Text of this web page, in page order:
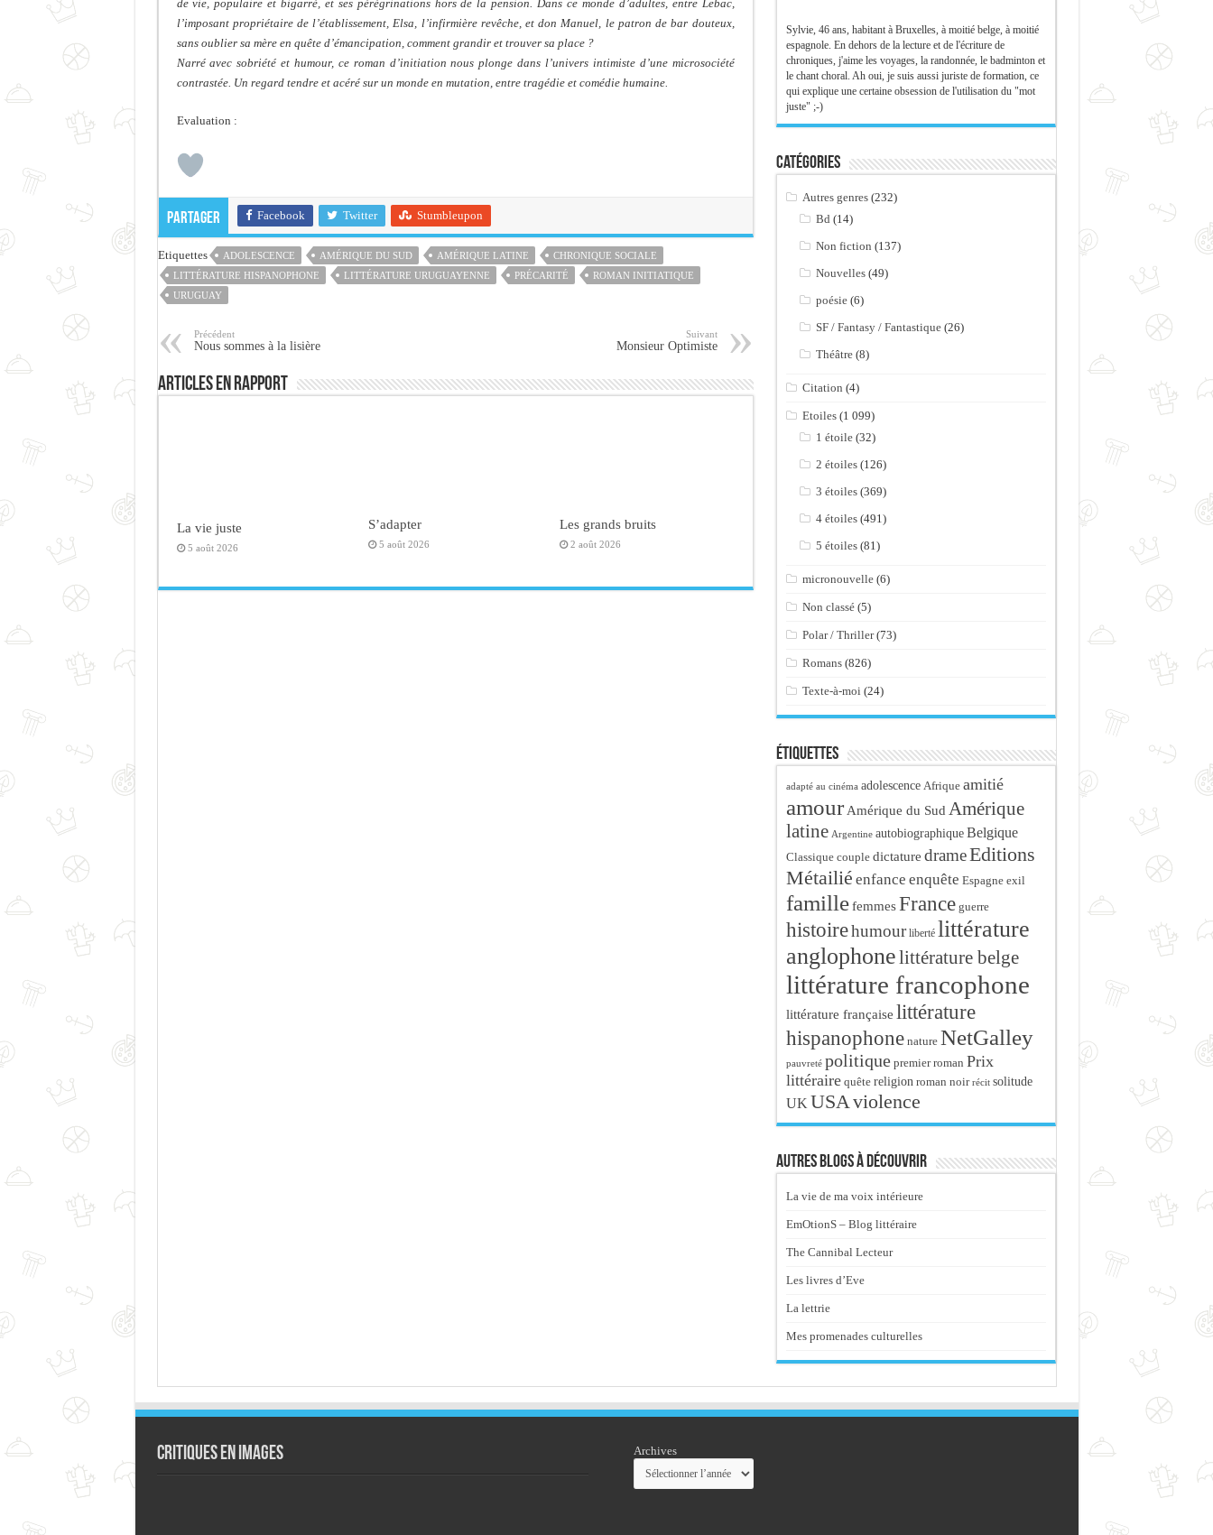
de vie, populaire et bigarré, et ses pérégrinations hors de la pension. Dans ce monde d’adultes, entre Lebac,
l’imposant propriétaire de l’établissement, Elsa, l’infirmière revêche, et don Manuel, le patron de bar douteux,
sans oublier sa mère en quête d’émancipation, comment grandir et trouver sa place ?
Narré avec sobriété et humour, ce roman d’initiation nous plonge dans l’univers intimiste d’une microsociété
contrastée. Un regard tendre et acéré sur un monde en mutation, entre tragédie et comédie humaine.
Evaluation :
Partager Facebook Twitter Stumbleupon
Etiquettes ADOLESCENCE AMÉRIQUE DU SUD AMÉRIQUE LATINE
CHRONIQUE SOCIALE
LITTÉRATURE HISPANOPHONE
LITTÉRATURE URUGUAYENNE PRÉCARITÉ
ROMAN INITIATIQUE
URUGUAY
Précédent
Nous sommes à la lisière
Suivant
Monsieur Optimiste
Articles en rapport
La vie juste
5 août 2026
S’adapter
5 août 2026
Les grands bruits
2 août 2026
Sylvie, 46 ans, habitant à Bruxelles, à moitié belge, à moitié
espagnole. En dehors de la lecture et de l'écriture de
chroniques, j'aime les voyages, la randonnée, le badminton et
le chant choral. Ah oui, je suis aussi juriste de formation, ce
qui explique une certaine obsession de l'utilisation du "mot
juste" ;-)
Catégories
Autres genres (232)
Bd (14)
Non fiction (137)
Nouvelles (49)
poésie (6)
SF / Fantasy / Fantastique (26)
Théâtre (8)
Citation (4)
Etoiles (1 099)
1 étoile (32)
2 étoiles (126)
3 étoiles (369)
4 étoiles (491)
5 étoiles (81)
micronouvelle (6)
Non classé (5)
Polar / Thriller(73)
Romans (826)
Texte-à-moi (24)
Étiquettes
adapté au cinéma adolescence Afrique amitié
amour Amérique du Sud Amérique
latine Argentine autobiographique Belgique
Classique couple dictature drameEditions
Métailié enfance enquête Espagne exil
famille femmes France guerre
histoirehumour liberté littérature
anglophonelittérature belge
littérature francophone
littérature française littérature
hispanophone nature NetGalley
pauvreté politique premier roman Prix
littéraire quête religion roman noir récit solitude
UK USA violence
Autres blogs à découvrir
La vie de ma voix intérieure
EmOtionS – Blog littéraire
The Cannibal Lecteur
Les livres d’Eve
La lettrie
Mes promenades culturelles
Critiques en images Archives